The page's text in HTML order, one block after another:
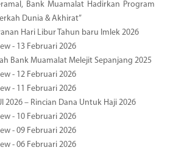
Bank Muamalat Hadirkan Program
Dunia & Akhirat”
Hari Libur Tahun baru Imlek 2026
- 13 Februari 2026
Bank Muamalat Melejit Sepanjang 2025
- 12 Februari 2026
- 11 Februari 2026
2026 – Rincian Dana Untuk Haji 2026
- 10 Februari 2026
- 09 Februari 2026
- 06 Februari 2026